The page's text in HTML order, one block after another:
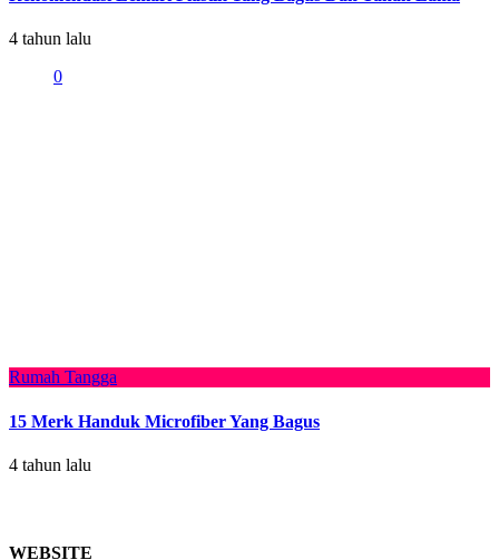
4 tahun lalu
0
Rumah Tangga
15 Merk Handuk Microfiber Yang Bagus
4 tahun lalu
WEBSITE